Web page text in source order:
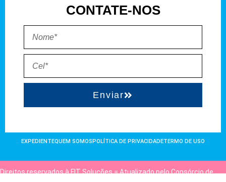
CONTATE-NOS
Enviar
EXPEDIENTEQUEM SOMOS POLÍTICA DE PRIVACIDADETERMO DE USO
Direitos reservados à FIT Soluções = Atualizado pelo Consórcio de